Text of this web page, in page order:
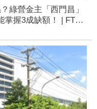
綠營金主「西門昌」
握3成缺額！ | FTNN